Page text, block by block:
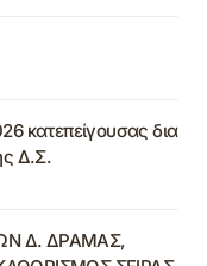
κατεπείγουσας δια
Δ.Σ.
Δ. ΔΡΑΜΑΣ,